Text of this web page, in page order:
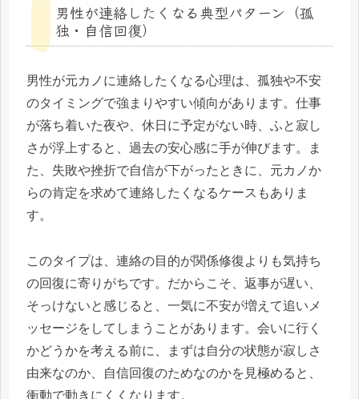
男性が連絡したくなる典型パターン（孤
独・自信回復）
男性が元カノに連絡したくなる心理は、孤独や不安
のタイミングで強まりやすい傾向があります。仕事
が落ち着いた夜や、休日に予定がない時、ふと寂し
さが浮上すると、過去の安心感に手が伸びます。ま
た、失敗や挫折で自信が下がったときに、元カノか
らの肯定を求めて連絡したくなるケースもありま
す。
このタイプは、連絡の目的が関係修復よりも気持ち
の回復に寄りがちです。だからこそ、返事が遅い、
そっけないと感じると、一気に不安が増えて追いメ
ッセージをしてしまうことがあります。会いに行く
かどうかを考える前に、まずは自分の状態が寂しさ
由来なのか、自信回復のためなのかを見極めると、
衝動で動きにくくなります。